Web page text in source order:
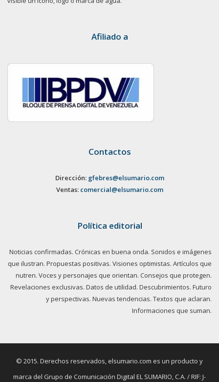
Afiliado a
Contactos
Dirección: gfebres@elsumario.com
Ventas: comercial@elsumario.com
Política editorial
Noticias confirmadas. Crónicas en buena onda. Sonidos e imágenes
que ilustran. Propuestas positivas. Visiones optimistas. Artículos que
nutren. Voces y personajes que orientan. Consejos que protegen.
Revelaciones exclusivas. Datos de utilidad. Descubrimientos. Futuro
y perspectivas. Nuevas tendencias. Textos que aclaran.
Informaciones que suman.
© 2015. Derechos reservados, elsumario.com es un producto y
marca del Grupo de Comunicación Digital EL SUMARIO, C.A. / RIF: J-